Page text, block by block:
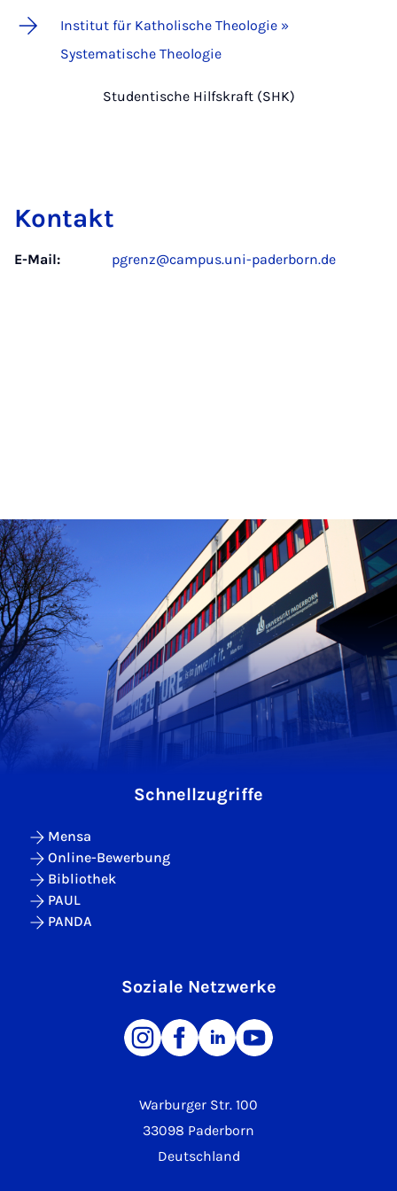
Institut für Katholische Theologie »
Systematische Theologie
Studentische Hilfskraft (SHK)
Kontakt
E-Mail: pgrenz@campus.uni-paderborn.de
Warburger Str. 100
33098 Paderborn
Deutschland
Schnellzugriffe
Mensa
Online-Bewerbung
Bibliothek
PAUL
PANDA
Soziale Netzwerke